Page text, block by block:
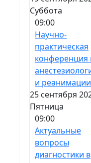
Суббота
09:00
Научно-
практическая
конференция
и реанимации
25 сентября
Пятница
09:00
Актуальные
вопросы
диагностики в